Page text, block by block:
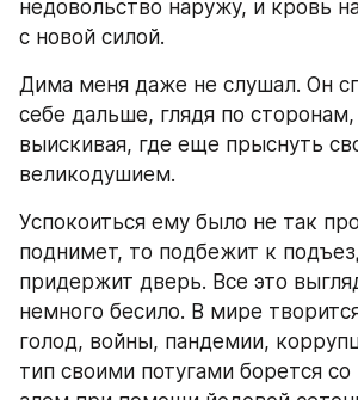
недовольство наружу, и кровь
с новой силой.
Дима меня даже не слушал. Он
себе дальше, глядя по сторонам,
выискивая, где еще прыснуть
великодушием.
Успокоиться ему было не так
поднимет, то подбежит к
придержит дверь. Все это
немного бесило. В мире
голод, войны, пандемии,
тип своими потугами борется